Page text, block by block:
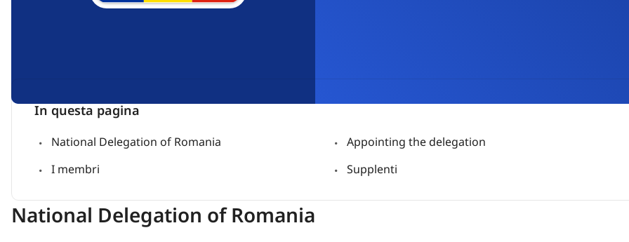
In questa pagina
National Delegation of Romania Appo​inting the delegation
I membri
Supplenti
National Delegation of Romania